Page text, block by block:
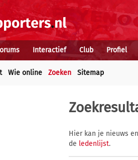
Interactief Club Profiel
Wie online Zoeken Sitemap
Hier kan je nieuws
de ledenlijst.